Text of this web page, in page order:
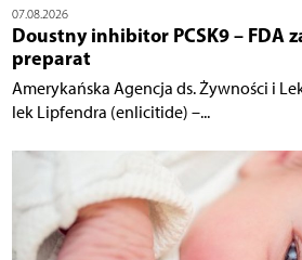
07.08.2026
Doustny inhibitor PCSK9 – FDA
preparat
Amerykańska Agencja ds. Żywności i
lek Lipfendra (enlicitide) –...